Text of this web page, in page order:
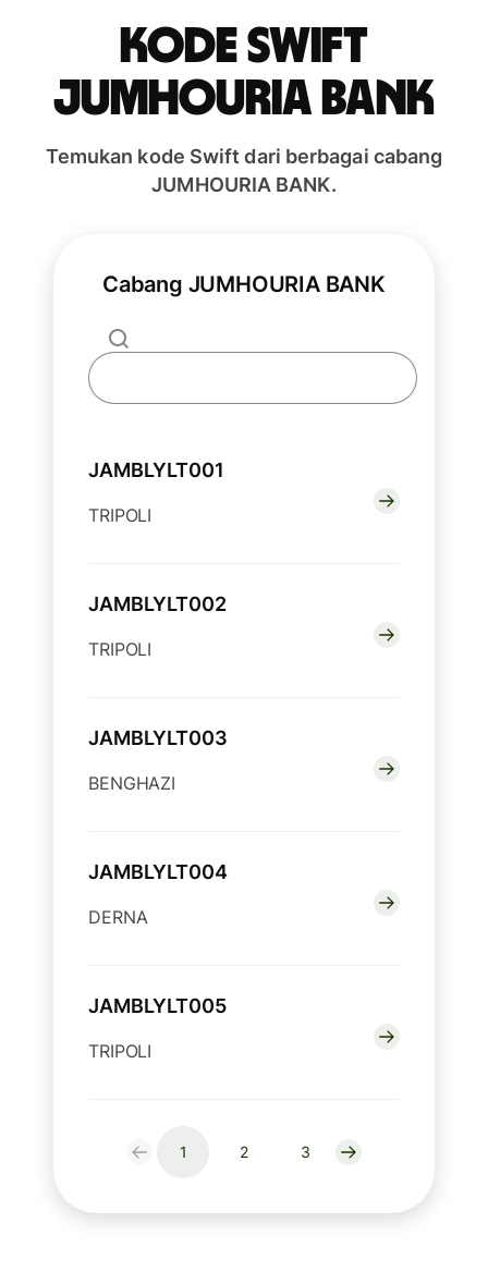
Kode Swift
JUMHOURIA BANK
Temukan kode Swift dari berbagai cabang
JUMHOURIA BANK.
Cabang JUMHOURIA BANK
JAMBLYLT001
TRIPOLI
JAMBLYLT002
TRIPOLI
JAMBLYLT003
BENGHAZI
JAMBLYLT004
DERNA
JAMBLYLT005
TRIPOLI
1 2 3